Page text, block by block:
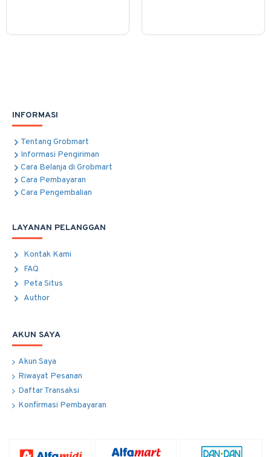
INFORMASI
Tentang Grobmart
Informasi Pengiriman
Cara Belanja di Grobmart
Cara Pembayaran
Cara Pengembalian
LAYANAN PELANGGAN
Kontak Kami
FAQ
Peta Situs
Author
AKUN SAYA
Akun Saya
Riwayat Pesanan
Daftar Transaksi
Konfirmasi Pembayaran